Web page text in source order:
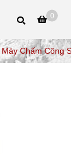
0
Máy Chấm Công